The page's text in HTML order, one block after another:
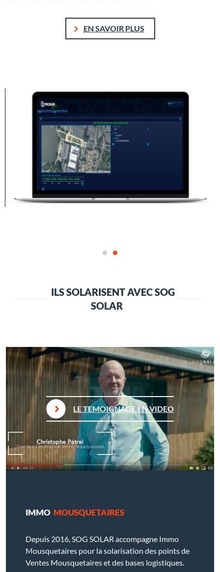
EN SAVOIR PLUS
ILS SOLARISENT AVEC SOG
SOLAR
LE TEMOIGNAGE EN VIDEO
IMMO MOUSQUETAIRES
Depuis 2016, SOG SOLAR accompagne Immo
Mousquetaires pour la solarisation des points de
Ventes Mousquetaires et des bases logistiques.